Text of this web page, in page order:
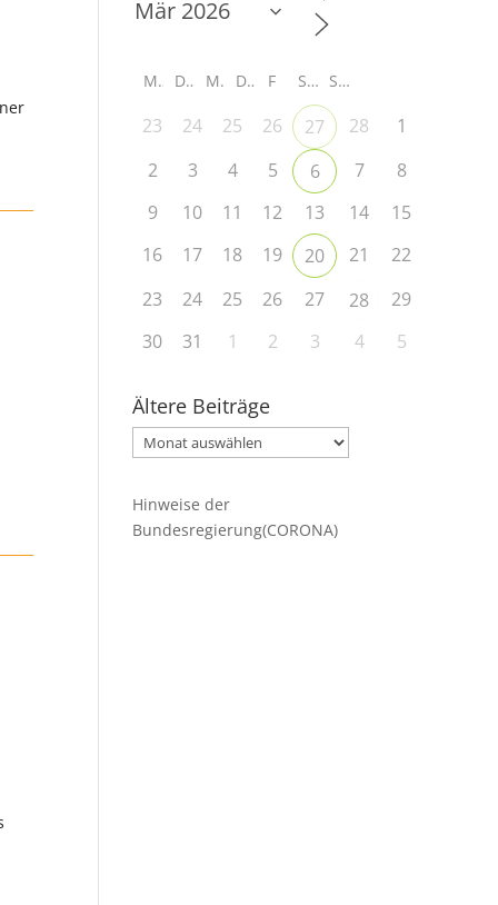
M D M D F S S
23 24 25 26 27 28
1
2
3 4 5 6 7
8
9
10 11 12 13 14
15
16
17 18 19 20 21
22
23
24 25 26 27 28
29
30
31 1 2 3 4 5
Ältere Beiträge
Ältere
Beiträge
Hinweise der
Bundesregierung(CORONA)